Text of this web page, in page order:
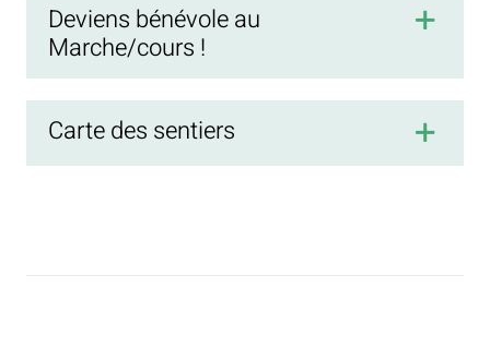
Deviens bénévole au
Marche/cours !
Carte des sentiers